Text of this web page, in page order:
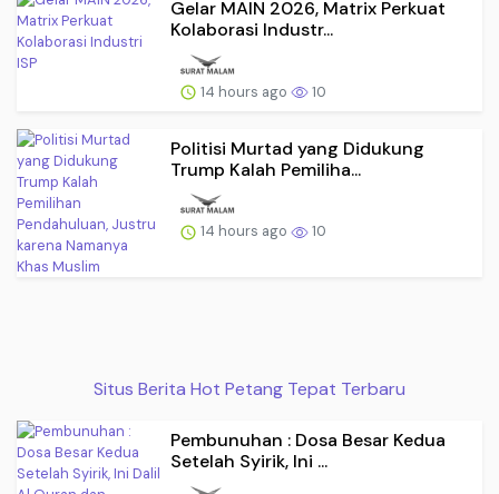
Gelar MAIN 2026, Matrix Perkuat
Kolaborasi Industr...
14 hours ago 10
Politisi Murtad yang Didukung
Trump Kalah Pemiliha...
14 hours ago 10
Situs Berita Hot Petang Tepat Terbaru
Pembunuhan : Dosa Besar Kedua
Setelah Syirik, Ini ...